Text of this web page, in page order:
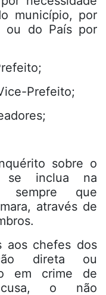
município, por
ou do País por
Prefeito;
sobre o
se inclua na
sempre que
através de
aos chefes dos
direta ou
em crime de
o não